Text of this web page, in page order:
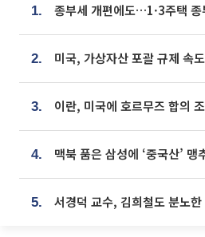
1.
2.
3.
4.
5.